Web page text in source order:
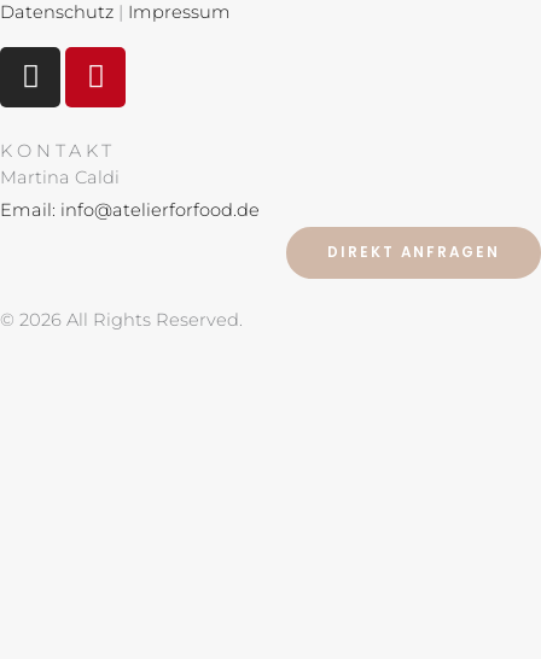
Datenschutz | Impressum
I
n
t
a
g
P
i
t
e
r
KONTAKT
Martina Caldi
Email: info@atelierforfood.de
DIREKT ANFRAGEN
© 2026 All Rights Reserved.